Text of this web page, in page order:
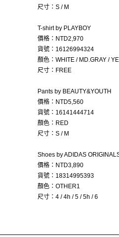
尺寸：S / M
T-shirt by PLAYBOY
價格：NTD2,970
貨號：16126994324
顏色：WHITE / MD.GRAY /
尺寸：FREE
Pants by BEAUTY&YOUTH
價格：NTD5,560
貨號：16141444714
顏色：RED
尺寸：S / M
Shoes by ADIDAS
價格：NTD3,890
貨號：18314995393
顏色：OTHER1
尺寸：4 / 4h / 5 / 5h / 6